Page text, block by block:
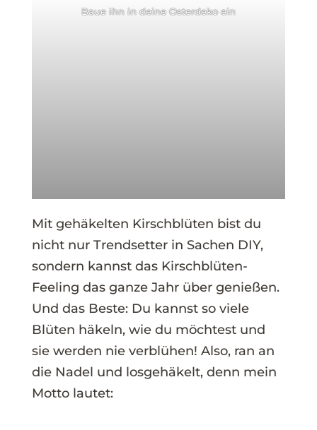
Baue ihn in deine Osterdeko ein
Mit gehäkelten Kirschblüten bist du
nicht nur Trendsetter in Sachen DIY,
sondern kannst das Kirschblüten-
Feeling das ganze Jahr über genießen.
Und das Beste: Du kannst so viele
Blüten häkeln, wie du möchtest und
sie werden nie verblühen! Also, ran an
die Nadel und losgehäkelt, denn mein
Motto lautet: